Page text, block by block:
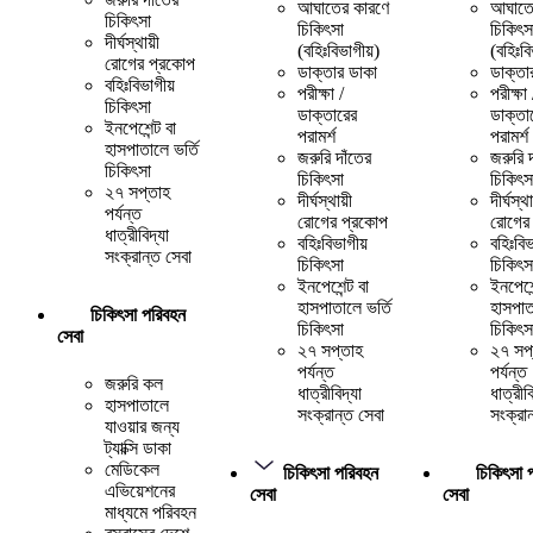
চিকিৎসা
দীর্ঘস্থায়ী
রোগের প্রকোপ
বহিঃবিভাগীয়
চিকিৎসা
ইনপেশেন্ট বা
হাসপাতালে ভর্তি
চিকিৎসা
২৭ সপ্তাহ
পর্যন্ত
ধাত্রীবিদ্যা
সংক্রান্ত সেবা
চিকিৎসা পরিবহন
সেবা
জরুরি কল
হাসপাতালে
যাওয়ার জন্য
ট্যাক্সি ডাকা
মেডিকেল
এভিয়েশনের
মাধ্যমে পরিবহন
আঘাতের কারণে
চিকিৎসা
(বহিঃবিভাগীয়)
ডাক্তার ডাকা
পরীক্ষা /
ডাক্তারের
পরামর্শ
জরুরি দাঁতের
চিকিৎসা
দীর্ঘস্থায়ী
রোগের প্রকোপ
বহিঃবিভাগীয়
চিকিৎসা
ইনপেশেন্ট বা
হাসপাতালে ভর্তি
চিকিৎসা
২৭ সপ্তাহ
পর্যন্ত
ধাত্রীবিদ্যা
সংক্রান্ত সেবা
চিকিৎসা পরিবহন
সেবা
পরীক্ষা
পরামর্শ
জরুরি
২৭
পর্যন্ত
চিকিৎসা
সেবা